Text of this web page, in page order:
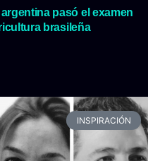
pasó el examen
brasileña
INSPIRACIÓN